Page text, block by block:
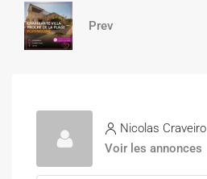
Prev
Nicolas Craveiro
Voir les annonces